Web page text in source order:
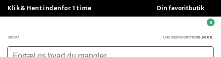
Klik & Hent indenfor 1 time Din favoritbutik
MENU LOG INDFAVORITTER0,00 KR.
0